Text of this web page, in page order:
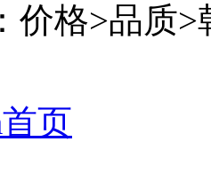
价格>品质
页